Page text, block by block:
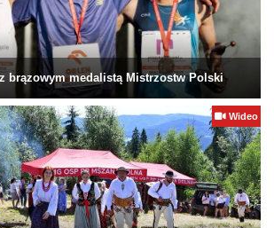
brązowym medalistą Mistrzostw Polski
Wideo